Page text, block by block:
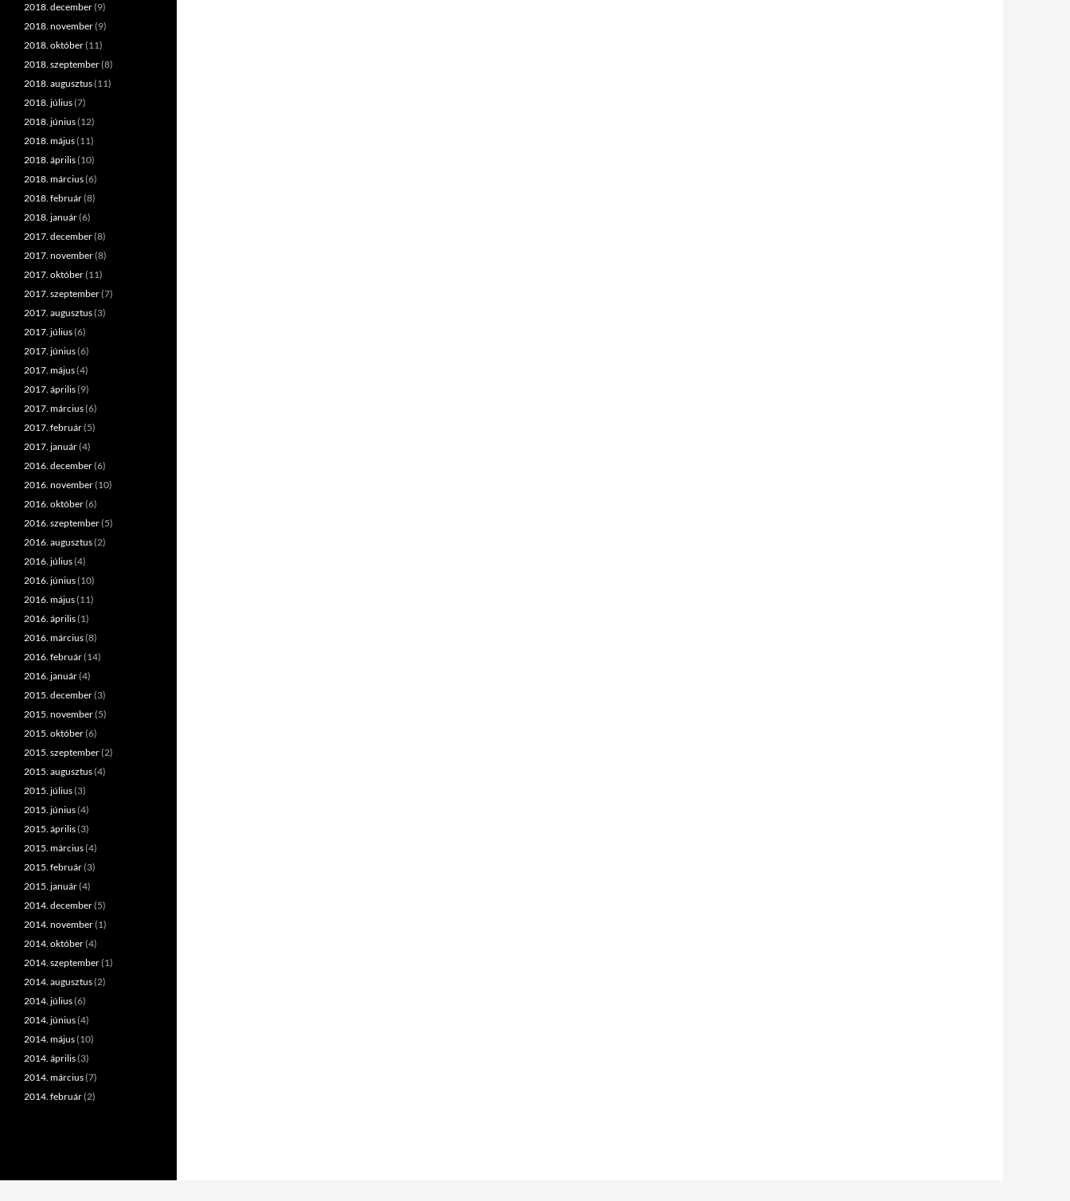
2018. december(9)
2018. november(9)
2018. október(11)
2018. szeptember(8)
2018. augusztus(11)
2018. július(7)
2018. június(12)
2018. május(11)
2018. április(10)
2018. március(6)
2018. február(8)
2018. január(6)
2017. december(8)
2017. november(8)
2017. október(11)
2017. szeptember(7)
2017. augusztus(3)
2017. július(6)
2017. június(6)
2017. május(4)
2017. április(9)
2017. március(6)
2017. február(5)
2017. január(4)
2016. december(6)
2016. november(10)
2016. október(6)
2016. szeptember(5)
2016. augusztus(2)
2016. július(4)
2016. június(10)
2016. május(11)
2016. április(1)
2016. március(8)
2016. február(14)
2016. január(4)
2015. december(3)
2015. november(5)
2015. október(6)
2015. szeptember(2)
2015. augusztus(4)
2015. július(3)
2015. június(4)
2015. április(3)
2015. március(4)
2015. február(3)
2015. január(4)
2014. december(5)
2014. november(1)
2014. október(4)
2014. szeptember(1)
2014. augusztus(2)
2014. július(6)
2014. június(4)
2014. május(10)
2014. április(3)
2014. március(7)
2014. február(2)